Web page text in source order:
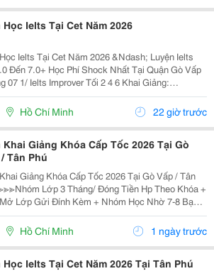
Học Ielts Tại Cet Năm 2026
Ielts Tại Cet Năm 2026 &Ndash; Luyện Ielts
Phí Shock Nhất Tại Quận Gò Vấp
2 4 6 Khai Giảng:
Đến 21:00 Học Phí Ưu Đãi
5% Khi Đăng Ký 2/ Ielts...
Hồ Chí Minh 22 giờ trước
Khai Giảng Khóa Cấp Tốc 2026 Tại Gò
Tân Phú
Giảng Khóa Cấp Tốc 2026 Tại Gò Vấp / Tân
Lớp Gửi Đính Kèm + Nhóm Học Nhờ 7-8 Bạn/
Giáo Trình Ielts Có Band Điểm Lộ Trình, Sách
Ngoài Bám Sát + Chia Đều 4 Kỹ...
Hồ Chí Minh 1 ngày trước
Học Ielts Tại Cet Năm 2026 Tại Tân Phú